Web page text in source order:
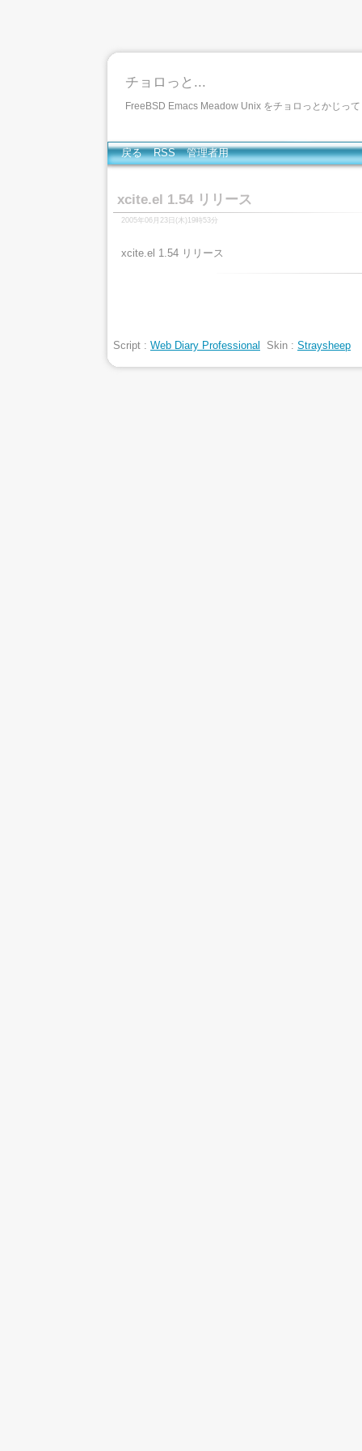
チョロっと...
FreeBSD Emacs Meadow Unix をチョロっとかじっ
戻る RSS 管理者用
xcite.el 1.54 リリース
2005年06月23日(木)19時53分
xcite.el 1.54 リリース
Script : Web Diary Professional Skin : Straysheep